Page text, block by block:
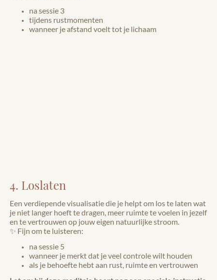
na sessie 3
tijdens rustmomenten
wanneer je afstand voelt tot je lichaam
4. Loslaten
Een verdiepende visualisatie die je helpt om los te laten wat
je niet langer hoeft te dragen, meer ruimte te voelen in jezelf
en te vertrouwen op jouw eigen natuurlijke stroom.
✨ Fijn om te luisteren:
na sessie 5
wanneer je merkt dat je veel controle wilt houden
als je behoefte hebt aan rust, ruimte en vertrouwen